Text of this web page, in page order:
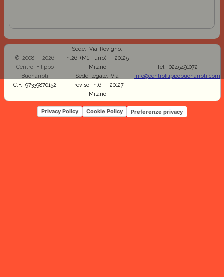
© 2008 - 2026
Centro Filippo
Buonarroti
C.F. 97339870152
Sede: Via Rovigno,
n.26 (M1 Turro) - 20125
Milano
Sede legale: Via
Treviso, n.6 - 20127
Milano
Tel. 0245491072
info@centrofilippobuonarroti.com
Privacy Policy Cookie Policy Preferenze privacy